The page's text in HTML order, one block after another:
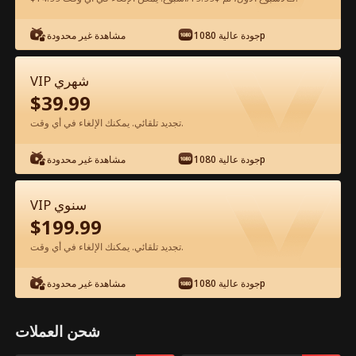
شاهد مجانًا في التطبيق
الحلقة 25 - كيف توقعين ابن الرئيس في
حبك؟ الفيلم كامل
0-49 50-61
25 26 27 28 29
مشاهدة غير محدودة جودة عالية 1080p
VIP شهري
$39.99
تجديد تلقائي. يمكنك الإلغاء في أي وقت.
مشاهدة غير محدودة جودة عالية 1080p
VIP سنوي
$199.99
تجديد تلقائي. يمكنك الإلغاء في أي وقت.
مشاهدة غير محدودة جودة عالية 1080p
شحن العملات